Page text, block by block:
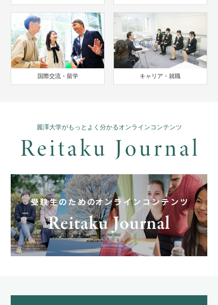
国際交流・留学 キャリア・就職
麗澤大学がもっとよく分かるオンラインコンテンツ